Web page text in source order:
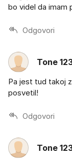
bo videl da imam
Odgovori
Tone
Pa jest tud takoj
posvetil!
Odgovori
Tone